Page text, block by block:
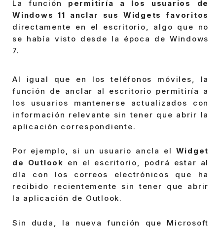
La función permitiría a los usuarios de
Windows 11 anclar sus Widgets favoritos
directamente en el escritorio, algo que no
se había visto desde la época de Windows
7.
Al igual que en los teléfonos móviles, la
función de anclar al escritorio permitiría a
los usuarios mantenerse actualizados con
información relevante sin tener que abrir la
aplicación correspondiente.
Por ejemplo, si un usuario ancla el Widget
de Outlook en el escritorio, podrá estar al
día con los correos electrónicos que ha
recibido recientemente sin tener que abrir
la aplicación de Outlook.
Sin duda, la nueva función que Microsoft